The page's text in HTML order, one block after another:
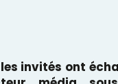
invités ont